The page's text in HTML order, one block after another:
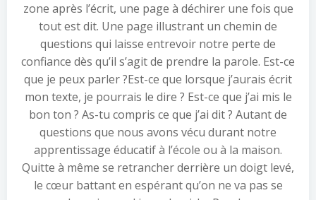
zone après l’écrit, une page à déchirer une fois que
tout est dit. Une page illustrant un chemin de
questions qui laisse entrevoir notre perte de
confiance dès qu’il s’agit de prendre la parole. Est-ce
que je peux parler ?Est-ce que lorsque j’aurais écrit
mon texte, je pourrais le dire ? Est-ce que j’ai mis le
bon ton ? As-tu compris ce que j’ai dit ? Autant de
questions que nous avons vécu durant notre
apprentissage éducatif à l’école ou à la maison.
Quitte à même se retrancher derrière un doigt levé,
le cœur battant en espérant qu’on ne va pas se